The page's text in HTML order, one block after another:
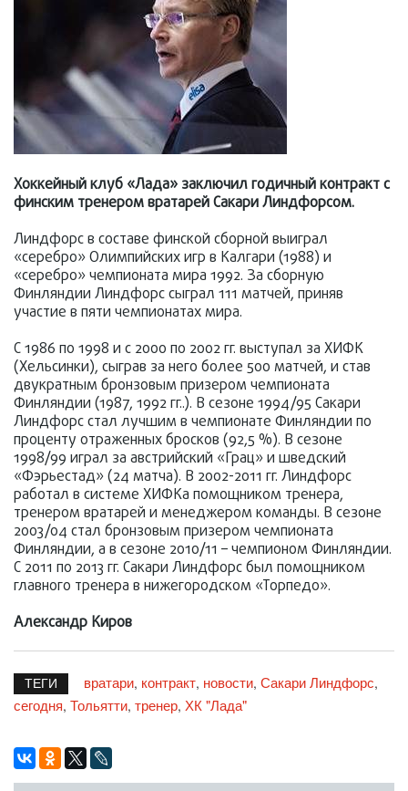
Хоккейный клуб «Лада» заключил годичный контракт с
финским тренером вратарей Сакари Линдфорсом.
Линдфорс в составе финской сборной выиграл
«серебро» Олимпийских игр в Калгари (1988) и
«серебро» чемпионата мира 1992. За сборную
Финляндии Линдфорс сыграл 111 матчей, приняв
участие в пяти чемпионатах мира.
С 1986 по 1998 и с 2000 по 2002 гг. выступал за ХИФК
(Хельсинки), сыграв за него более 500 матчей, и став
двукратным бронзовым призером чемпионата
Финляндии (1987, 1992 гг..). В сезоне 1994/95 Сакари
Линдфорс стал лучшим в чемпионате Финляндии по
проценту отраженных бросков (92,5 %). В сезоне
1998/99 играл за австрийский «Грац» и шведский
«Фэрьестад» (24 матча). В 2002-2011 гг. Линдфорс
работал в системе ХИФКа помощником тренера,
тренером вратарей и менеджером команды. В сезоне
2003/04 стал бронзовым призером чемпионата
Финляндии, а в сезоне 2010/11 – чемпионом Финляндии.
С 2011 по 2013 гг. Сакари Линдфорс был помощником
главного тренера в нижегородском «Торпедо».
Александр Киров
ТЕГИ вратари, контракт, новости, Сакари Линдфорс,
сегодня, Тольятти, тренер, ХК "Лада"